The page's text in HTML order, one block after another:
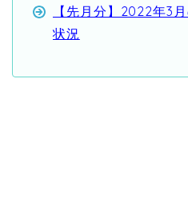
【先月分】2022年3
状況